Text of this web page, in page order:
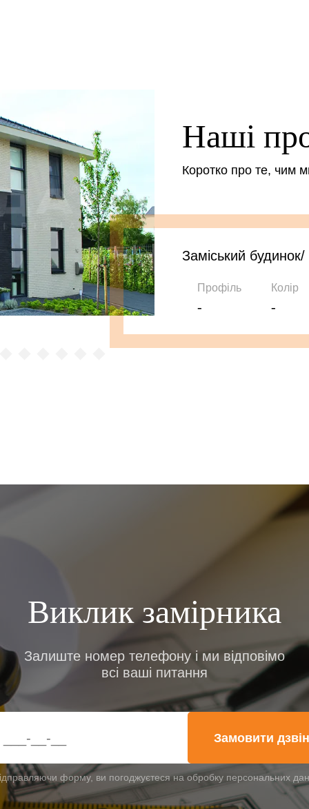
Наші
Коротко про те, чим
Заміський
Профіль
-
Колір
-
Виклик замірника
Залиште номер телефону і ми відповімо
всі ваші питання
Замовити
форму, ви погоджуєтеся на обробку персональних